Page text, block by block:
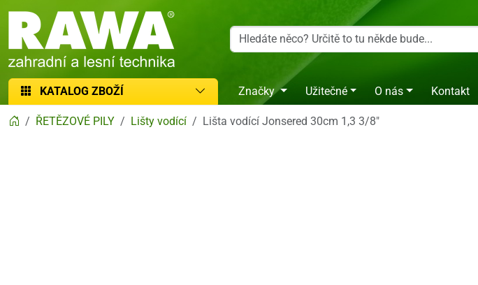
RAWA zahradní a lesní technika
KATALOG ZBOŽÍ Značky Užitečné O nás Kontakt
ŘETĚZOVÉ PILY Lišty vodící Lišta vodící Jonsered 30cm 1,3 3/8"